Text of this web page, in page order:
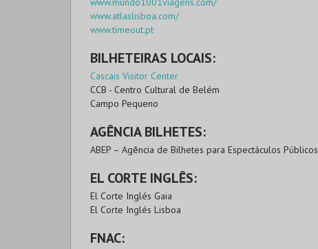
www.atlaslisboa.com/
www.timeout.pt
BILHETEIRAS LOCAIS:
Cascais Visitor Center
CCB - Centro Cultural de Belém
Campo Pequeno
AGÊNCIA BILHETES:
ABEP – Agência de Bilhetes para Espectáculos Públicos
EL CORTE INGLÊS:
El Corte Inglés Gaia
El Corte Inglés Lisboa
FNAC: